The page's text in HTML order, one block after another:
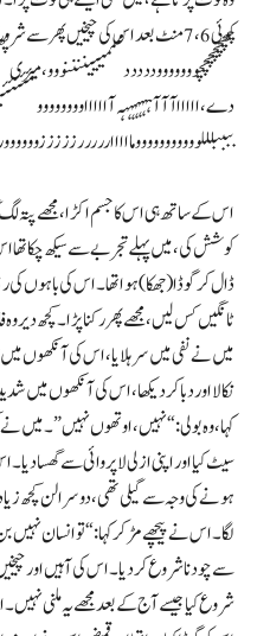
کوئی 6، 7 منٹ بعد اس کی چیخیں پھر سے
چچچچچچچوووووووددددد ممممیییننننووو،
دے، اااااآآآہہہہہہہہ
ببببلللووووووووووو ماااااررررر
اس کے ساتھ ہی اس کا جسم اکڑا، مجھے پتہ
کوشش کی، میں پہلے تجربے سے سیکھ چکا تھا
ڈال کر گوڈا (جھکا) ہوا تھا۔ اس کی باہوں کی
ٹانگیں کس لیں، مجھے پھر رکنا پڑا۔ کچھ
میں نے نفی میں سر ہلایا، اس کی آنکھوں
نکالا اور دبا کر دیکھا، اس کی آنکھوں میں
کہا، وہ بولی: “نہیں، اوتھوں نہیں”۔ میں نے
سیٹ کیا اور اپنی ازلی لاپروائی سے گھسا
ہونے کی وجہ سے گیلی تھی، دوسرا لن کچھ
لگا۔ اس نے پیچھے مڑ کر کہا: “تو انسان
سے چودنا شروع کر دیا۔ اس کی آہیں اور
شروع کیا جیسے آج کے بعد مجھے یہ ملنی